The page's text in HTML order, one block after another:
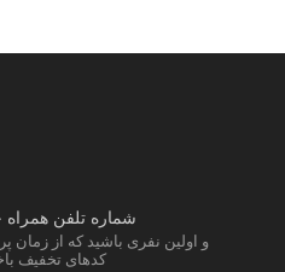
شماره تلفن همراه
و اولین نفری باشید که از
کدهای تخفیف